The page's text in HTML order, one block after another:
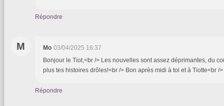
Répondre
M Mo 03/04/2025 16:37
Bonjour le Tiot,<br /> Les nouvelles sont assez déprimantes, du
plus tes histoires drôles!<br /> Bon après midi à toi et à Tiotte<br /
Répondre